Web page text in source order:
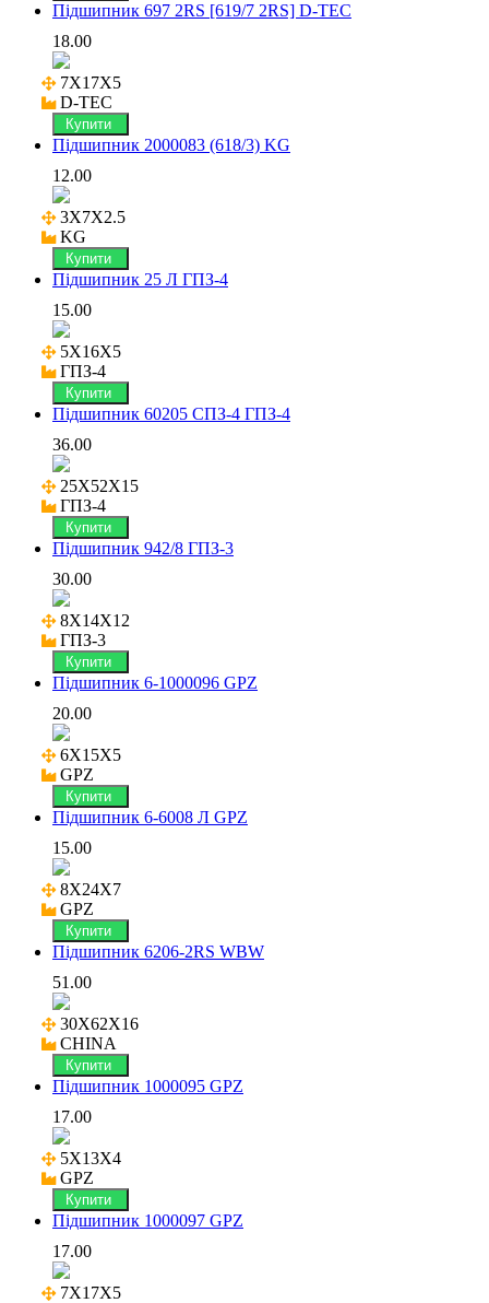
Підшипник 697 2RS [619/7 2RS] D-TEC
18.00
7X17X5
D-TEC
Купити
Підшипник 2000083 (618/3) KG
12.00
3X7X2.5
KG
Купити
Підшипник 25 Л ГПЗ-4
15.00
5X16X5
ГПЗ-4
Купити
Підшипник 60205 СПЗ-4 ГПЗ-4
36.00
25X52X15
ГПЗ-4
Купити
Підшипник 942/8 ГПЗ-3
30.00
8X14X12
ГПЗ-3
Купити
Підшипник 6-1000096 GPZ
20.00
6X15X5
GPZ
Купити
Підшипник 6-6008 Л GPZ
15.00
8X24X7
GPZ
Купити
Підшипник 6206-2RS WBW
51.00
30X62X16
CHINA
Купити
Підшипник 1000095 GPZ
17.00
5X13X4
GPZ
Купити
Підшипник 1000097 GPZ
17.00
7X17X5